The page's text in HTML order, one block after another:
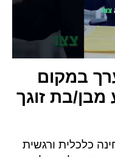
במקום
בת זוגך
כלכלית ורגשית